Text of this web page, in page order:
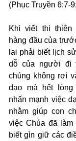
(Phục Truyền 6:7-
Khi viết thi thiên
hàng đầu của
lai phải biết lịch
dỗ của người đi
chúng không rơi
đạo mà hết
nhấn mạnh việc
nhằm giúp con
việc Chúa đã làm
biết gìn giữ các